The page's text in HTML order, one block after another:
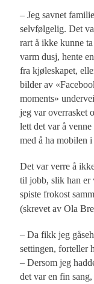
– Jeg savnet
selvfølgelig. Det
rart å ikke kunne ta
varm dusj, hente
fra kjøleskapet,
bilder av
moments»
jeg var overrasket
lett det var å venne
med å ha mobilen i
Det var verre å
til jobb, slik han er
spiste frokost
(skrevet av Ola
– Da fikk jeg
settingen, forteller
– Dersom jeg
det var en fin